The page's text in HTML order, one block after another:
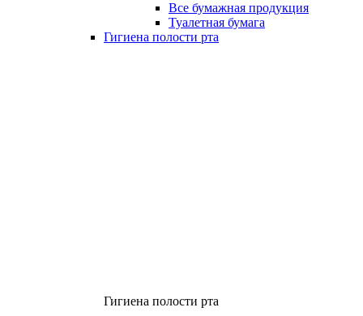
Все бумажная продукция
Туалетная бумага
Гигиена полости рта
Гигиена полости рта